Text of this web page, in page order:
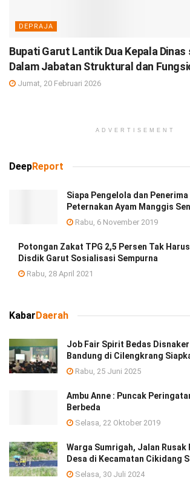
DEPRAJA
Bupati Garut Lantik Dua Kepala Dinas
Dalam Jabatan Struktural dan
Jumat, 20 Februari 2026
ADVERTISEMENT
DeepReport
Siapa Pengelola dan
Peternakan Ayam Manggis
Rabu, 6 November 2019
Potongan Zakat TPG 2,5 Persen Tak
Disdik Garut Sosialisasi Sempurna
Rabu, 28 April 2021
KabarDaerah
Job Fair Spirit Bedas
Bandung di Cilengkrang
Rabu, 25 Juni 2025
Ambu Anne : Puncak
Berbeda
Selasa, 22 Oktober 2019
Warga Sumrigah, Jalan Rusak
Desa di Kecamatan Cikidang
Selasa, 30 Juli 2024